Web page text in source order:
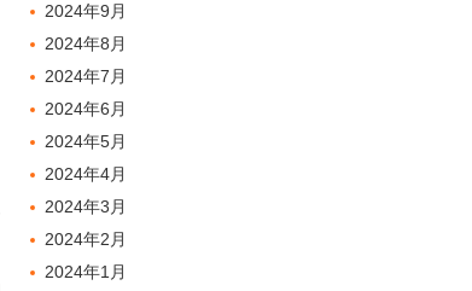
2024年9月
2024年8月
2024年7月
2024年6月
2024年5月
2024年4月
2024年3月
2024年2月
2024年1月